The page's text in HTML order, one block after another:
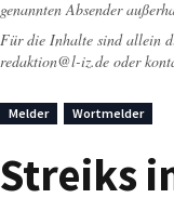
genannten Absender
Für die Inhalte sind allein
redaktion@l-iz.de oder
Melder Wortmelder
Streiks